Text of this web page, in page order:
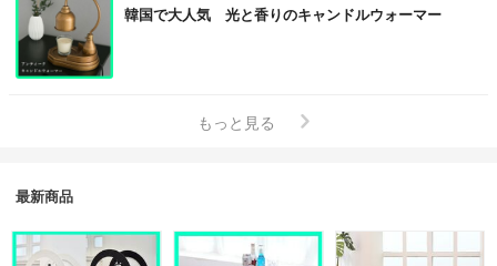
韓国で大人気 光と香りのキャンドルウォーマー
もっと見る
最新商品